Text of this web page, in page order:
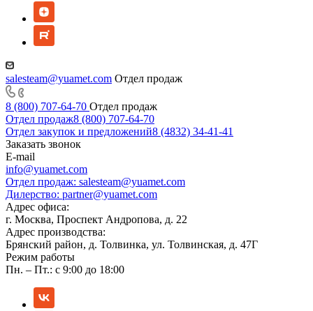
salesteam@yuamet.com Отдел продаж
8 (800) 707-64-70 Отдел продаж
Отдел продаж8 (800) 707-64-70
Отдел закупок и предложений8 (4832) 34-41-41
Заказать звонок
E-mail
info@yuamet.com
Отдел продаж: salesteam@yuamet.com
Дилерство: partner@yuamet.com
Адрес офиса:
г. Москва, Проспект Андропова, д. 22
Адрес производства:
Брянский район, д. Толвинка, ул. Толвинская, д. 47Г
Режим работы
Пн. – Пт.: с 9:00 до 18:00